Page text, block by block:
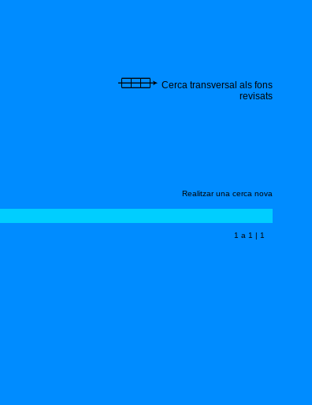
Realitzar una cerca nova
Cerca transversal als fons
revisats
1 a 1 | 1